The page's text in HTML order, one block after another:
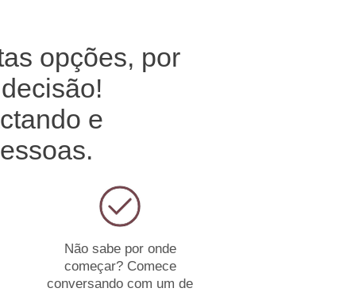
opções, por
e
Não sabe por onde
começar? Comece
conversando com um de